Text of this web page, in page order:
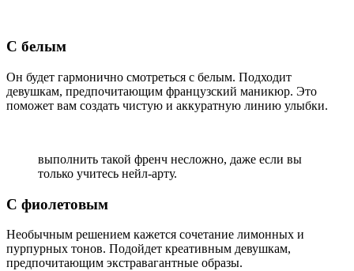
С белым
Он будет гармонично смотреться с белым. Подходит
девушкам, предпочитающим французский маникюр. Это
поможет вам создать чистую и аккуратную линию улыбки.
выполнить такой френч несложно, даже если вы
только учитесь нейл-арту.
С фиолетовым
Необычным решением кажется сочетание лимонных и
пурпурных тонов. Подойдет креативным девушкам,
предпочитающим экстравагантные образы.